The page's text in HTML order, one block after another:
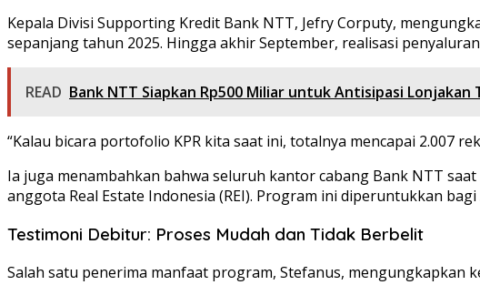
Kepala Divisi Supporting Kredit Bank NTT, Jefry Corputy,
sepanjang tahun 2025. Hingga akhir September, realisasi
READ Bank NTT Siapkan Rp500 Miliar untuk Antisipasi Lonjakan
“Kalau bicara portofolio KPR kita saat ini, totalnya mencapai 2.007
Ia juga menambahkan bahwa seluruh kantor cabang Bank NTT
anggota Real Estate Indonesia (REI). Program ini diperuntukkan
Testimoni Debitur: Proses Mudah dan Tidak Berbelit
Salah satu penerima manfaat program, Stefanus, mengungkapkan